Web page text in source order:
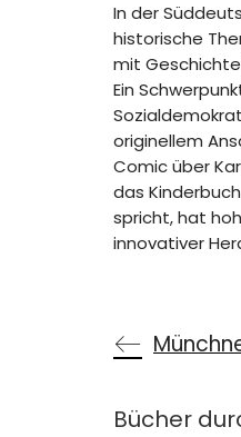
In der
historische
mit
Ein
originellem
Comic über
das
spricht, hat
innovativer
Bücher